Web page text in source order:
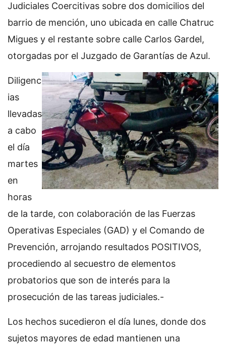
Judiciales Coercitivas sobre dos domicilios del
barrio de mención, uno ubicada en calle Chatruc
Migues y el restante sobre calle Carlos Gardel,
otorgadas por el Juzgado de Garantías de Azul.
Diligenc
ias
llevadas
a cabo
el día
martes
en
horas
de la tarde, con colaboración de las Fuerzas
Operativas Especiales (GAD) y el Comando de
Prevención, arrojando resultados POSITIVOS,
procediendo al secuestro de elementos
probatorios que son de interés para la
prosecución de las tareas judiciales.-
Los hechos sucedieron el día lunes, donde dos
sujetos mayores de edad mantienen una